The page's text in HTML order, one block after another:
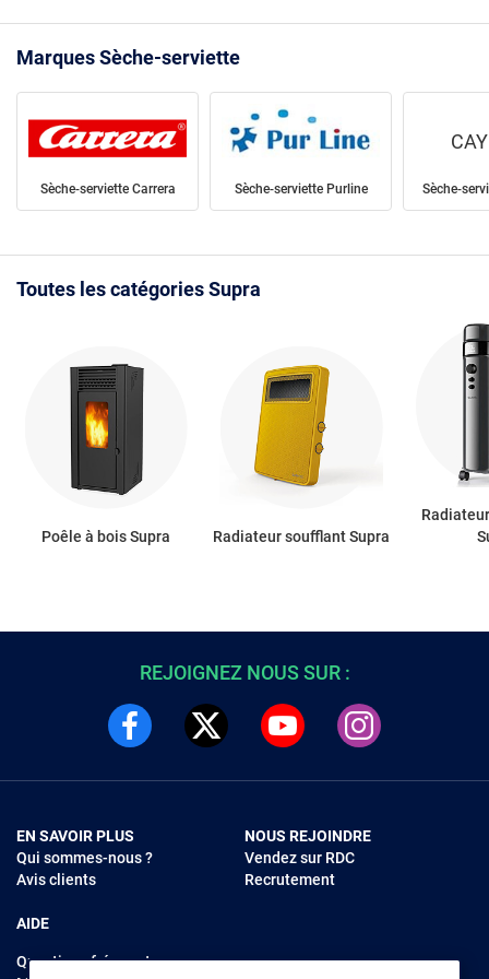
Marques Sèche-serviette
Sèche-serviette Carrera Sèche-serviette Purline Sèche-
Toutes les catégories Supra
Poêle à bois Supra Radiateur soufflant Supra
REJOIGNEZ NOUS SUR :
EN SAVOIR PLUS
Qui sommes-nous ?
Avis clients
AIDE
Questions fréquentes
NOUS REJOINDRE
Vendez sur RDC
Recrutement